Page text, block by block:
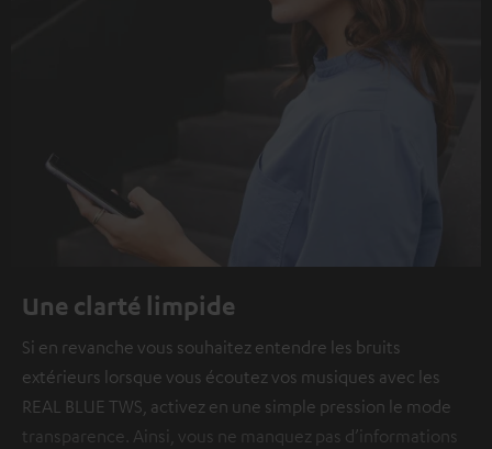
Une clarté limpide
Si en revanche vous souhaitez entendre les bruits
extérieurs lorsque vous écoutez vos musiques avec les
REAL BLUE TWS, activez en une simple pression le mode
transparence. Ainsi, vous ne manquez pas d’informations